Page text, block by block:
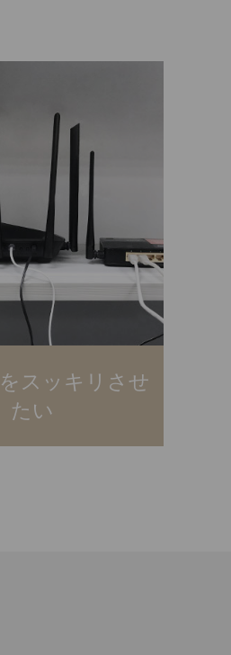
をスッキリさせ
たい